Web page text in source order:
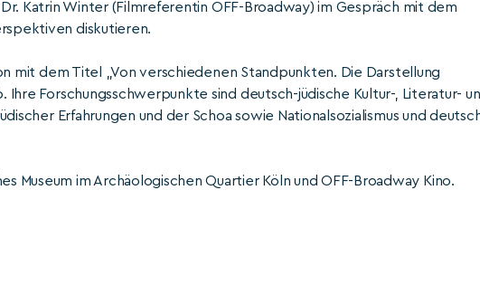
Katrin Winter (Filmreferentin OFF-Broadway) im Gespräch mit dem
diskutieren.
mit dem Titel „Von verschiedenen Standpunkten. Die Darstellung
Ihre Forschungsschwerpunkte sind deutsch-jüdische Kultur-, Literatur-
Erfahrungen und der Schoa sowie Nationalsozialismus und
Museum im Archäologischen Quartier Köln und OFF-Broadway Kino.